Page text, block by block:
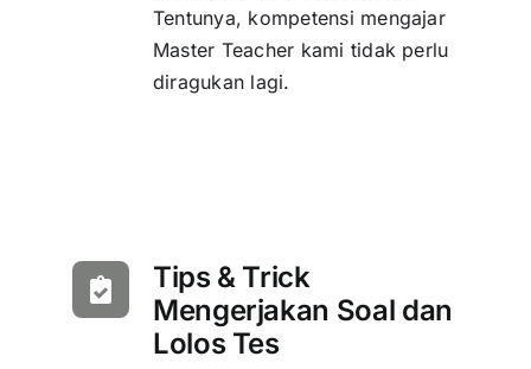
Tentunya, kompetensi mengajar
Master Teacher kami tidak perlu
diragukan lagi.
Tips & Trick
Mengerjakan Soal dan
Lolos Tes